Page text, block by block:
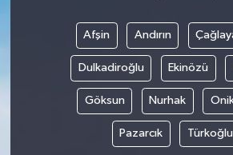
Afşin Andırın
Dulkadiroğlu Ekinözü
Göksun Nurhak
Pazarcık Türkoğlu